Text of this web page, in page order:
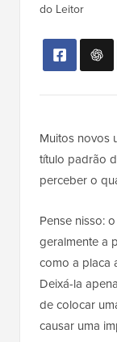
do Leitor
Muitos novos
título padrão
perceber o
Pense nisso:
geralmente a
como a placa
Deixá-la
de colocar
causar uma